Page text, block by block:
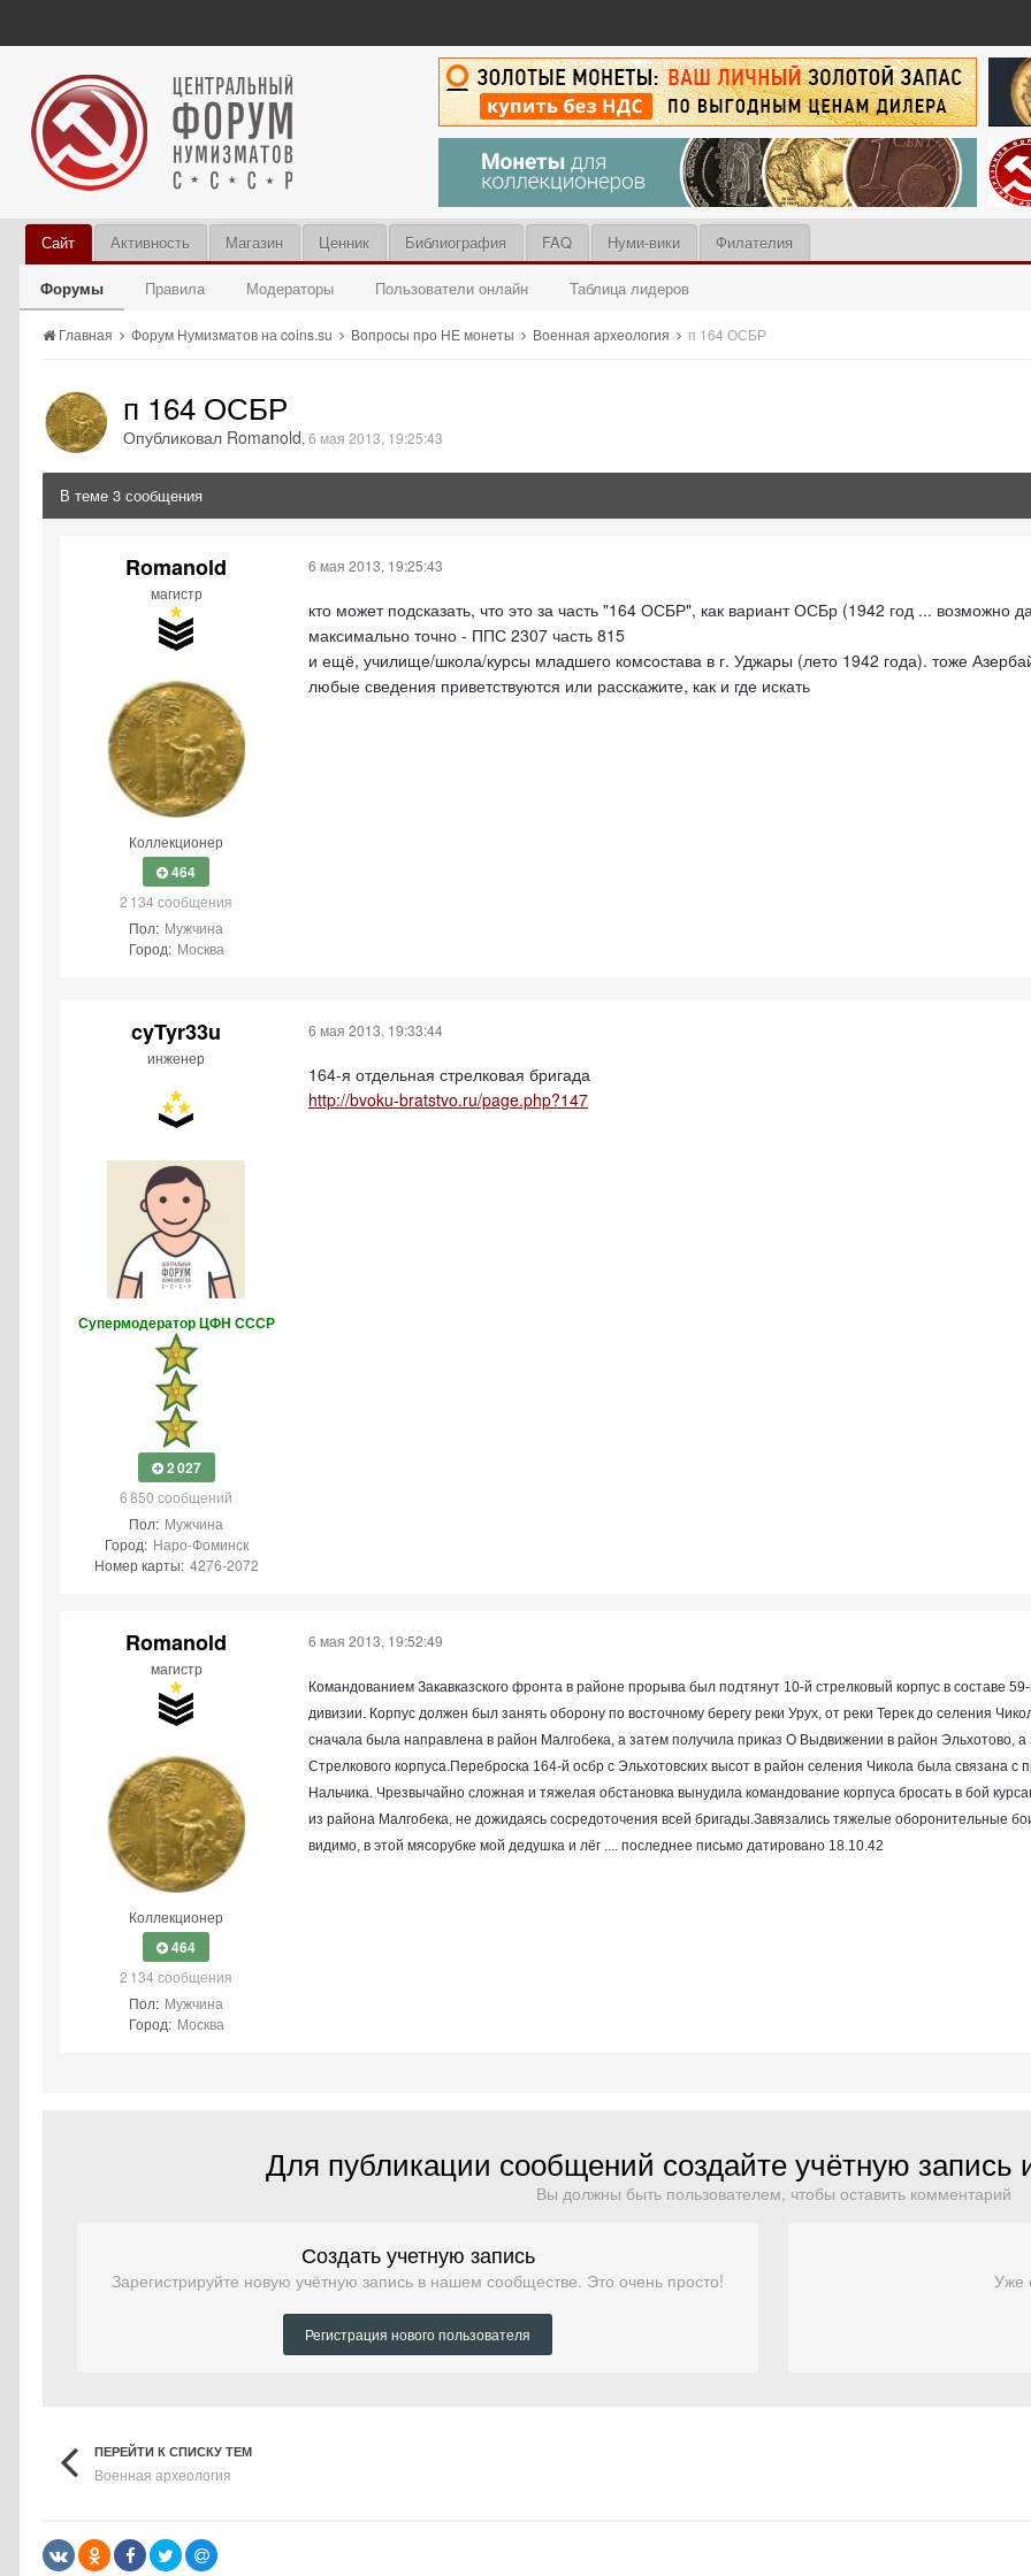
Сайт
Форумы Правила Модераторы Пользователи онлайн Таблица лидеров
Активность Магазин Ценник Библиография FAQ Нуми-вики Филателия
Главная Форум Нумизматов на coins.su Вопросы про НЕ монеты Военная археология п 164 ОСБР
п 164 ОСБР
Опубликовал Romanold, 6 мая 2013, 19:25:43
В теме 3 сообщения
Romanold
магистр
Коллекционер
464
2 134 сообщения
Пол: Мужчина
Город: Москва
6 мая 2013, 19:25:43
кто может подсказать, что это за часть "164 ОСБР", как вариант ОСБр (1942 год ... возможно
максимально точно - ППС 2307 часть 815
и ещё, училище/школа/курсы младшего комсостава в г. Уджары (лето 1942 года). тоже
любые сведения приветствуются или расскажите, как и где искать
cyTyr33u
инженер
Супермодератор ЦФН СССР
2 027
6 850 сообщений
Пол: Мужчина
Город: Наро-Фоминск
Номер карты: 4276-2072
6 мая 2013, 19:33:44
164-я от­дельная стрелковая бригада
http://bvoku-bratstvo.ru/page.php?147
Romanold
магистр
Коллекционер
464
2 134 сообщения
Пол: Мужчина
Город: Москва
6 мая 2013, 19:52:49
Командованием Закавказского фронта в районе прорыва был под­тянут 10-й стрелковый корпус в составе
дивизии. Корпус должен был занять оборону по восточному берегу реки Урух, от реки Терек до селения
сначала была направлена в район Малгобека, а затем получила приказ О Выдвижении в район Эльхотово,
Стрелкового корпуса.Переброска 164-й осбр с Эльхотовских высот в район селения Чико­ла была
Нальчика. Чрезвычайно сложная и тяжелая обстановка вынудила командо­вание корпуса бросать в бой
из района Малгобека, не дожидаясь со­средоточения всей бригады.Завязались тяжелые оборонительные
видимо, в этой мясорубке мой дедушка и лёг .... последнее письмо датировано 18.10.42
Для публикации сообщений создайте учётную запись
Вы должны быть пользователем, чтобы оставить комментарий
Создать учетную запись
Зарегистрируйте новую учётную запись в нашем сообществе. Это очень просто!
Регистрация нового пользователя
Уже
ПЕРЕЙТИ К СПИСКУ ТЕМ
Военная археология